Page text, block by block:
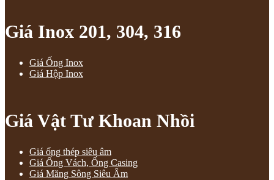
Giá Inox 201, 304, 316
Giá Ống Inox
Giá Hộp Inox
Giá Vật Tư Khoan Nhồi
Giá ống thép siêu âm
Giá Ống Vách, Ống Casing
Giá Măng Sông Siêu Âm